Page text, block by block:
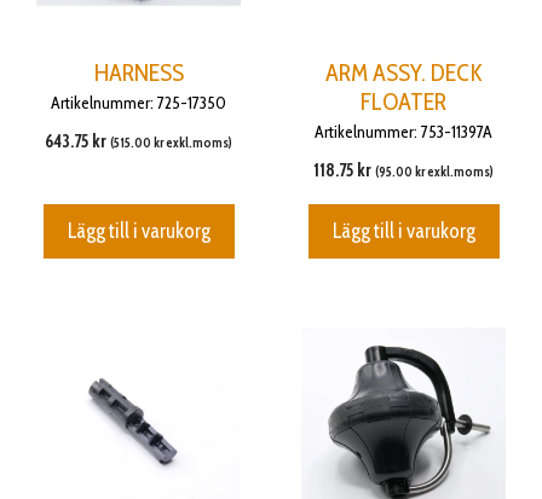
HARNESS
Artikelnummer: 725-17350
643.75 kr (515.00 krexkl.moms)
Lägg till i varukorg
ARM ASSY. DECK
FLOATER
Artikelnummer: 753-11397A
118.75 kr (95.00 krexkl.moms)
Lägg till i varukorg